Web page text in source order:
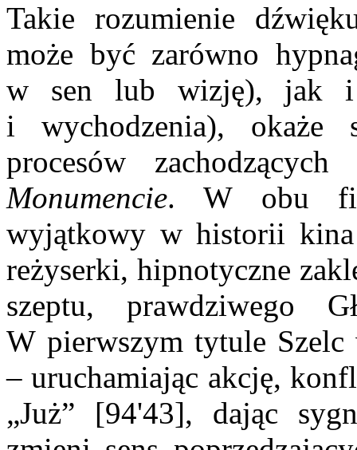
Takie rozumienie
może być zarówno
w sen lub wizję), jak i
i wychodzenia), okaże
procesów
Monumencie. W obu
wyjątkowy w historii
reżyserki, hipnotyczne
szeptu, prawdziwego
W pierwszym tytule Szelc
– uruchamiając akcję,
„Już” [94'43], dając